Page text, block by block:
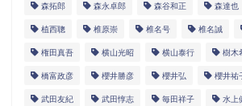
森拓郎 森永卓郎 森谷和正 森達也
植西聰 椎原崇 椎名号 椎名誠
権田真吾 横山光昭 横山泰行 樹木
橋富政彦 櫻井勝彦 櫻井弘 櫻井祐
武田友紀 武田惇志 毎田祥子 水上